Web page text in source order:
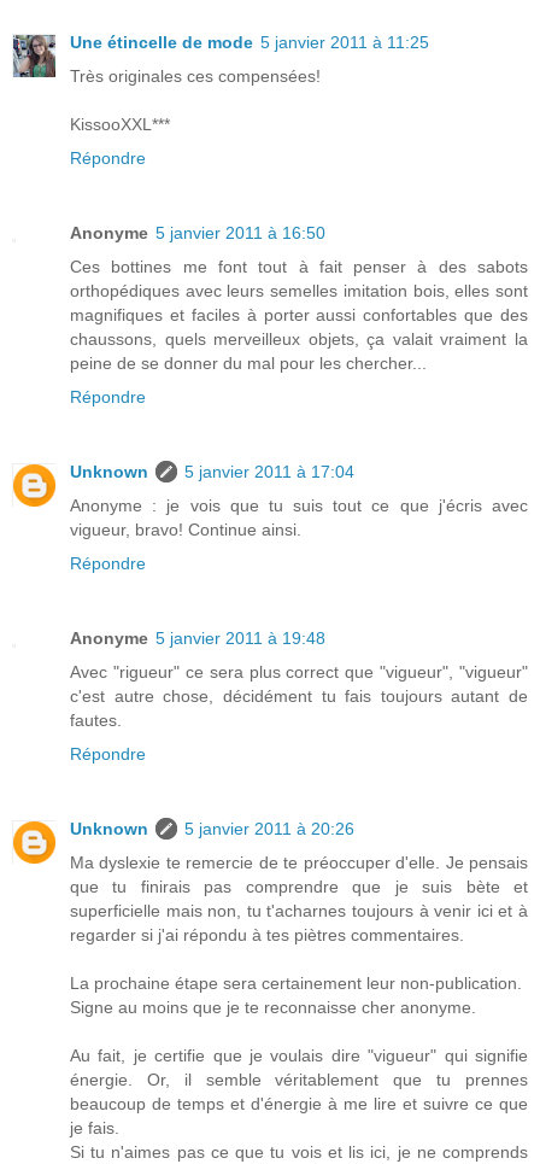
Une étincelle de mode 5 janvier 2011 à 11:25
Très originales ces compensées!
KissooXXL***
Répondre
Anonyme 5 janvier 2011 à 16:50
Ces bottines me font tout à fait penser à des sabots
orthopédiques avec leurs semelles imitation bois, elles sont
magnifiques et faciles à porter aussi confortables que des
chaussons, quels merveilleux objets, ça valait vraiment la
peine de se donner du mal pour les chercher...
Répondre
Unknown
5 janvier 2011 à 17:04
Anonyme : je vois que tu suis tout ce que j'écris avec
vigueur, bravo! Continue ainsi.
Répondre
Anonyme 5 janvier 2011 à 19:48
Avec "rigueur" ce sera plus correct que "vigueur", "vigueur"
c'est autre chose, décidément tu fais toujours autant de
fautes.
Répondre
Unknown
5 janvier 2011 à 20:26
Ma dyslexie te remercie de te préoccuper d'elle. Je pensais
que tu finirais pas comprendre que je suis bète et
superficielle mais non, tu t'acharnes toujours à venir ici et à
regarder si j'ai répondu à tes piètres commentaires.
La prochaine étape sera certainement leur non-publication.
Signe au moins que je te reconnaisse cher anonyme.
Au fait, je certifie que je voulais dire "vigueur" qui signifie
énergie. Or, il semble véritablement que tu prennes
beaucoup de temps et d'énergie à me lire et suivre ce que
je fais.
Si tu n'aimes pas ce que tu vois et lis ici, je ne comprends